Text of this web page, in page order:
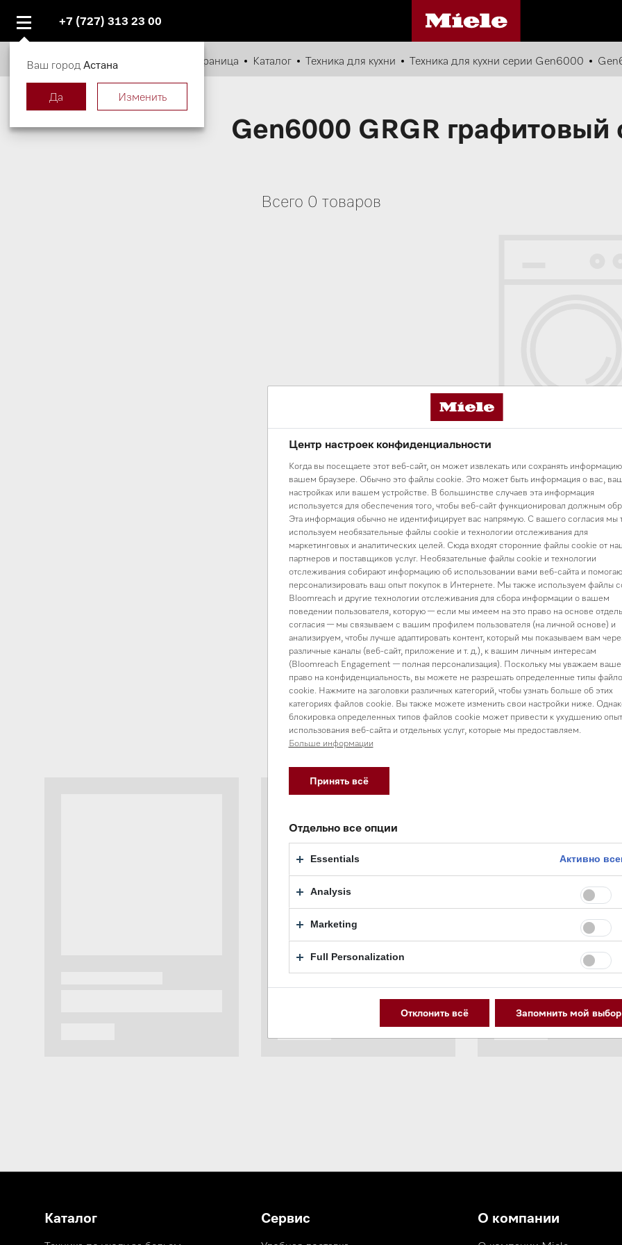
+7 (727) 313 23 00
Главная страница Каталог Техника для кухни Техника для кухни серии Gen6000
Gen6000 GRGR графитовый
Всего 0 товаров
Вы можете начать свой выбор сглавной
Центр настроек конфиденциальности
Когда вы посещаете этот веб-сайт, он может извлекать или сохранять
вашем браузере. Обычно это файлы cookie. Это может быть информация о вас,
настройках или вашем устройстве. В большинстве случаев эта информация
используется для обеспечения того, чтобы веб-сайт функционировал должным
Эта информация обычно не идентифицирует вас напрямую. С вашего согласия мы
используем необязательные файлы cookie и технологии отслеживания для
маркетинговых и аналитических целей. Сюда входят сторонние файлы cookie от
партнеров и поставщиков услуг. Необязательные файлы cookie и технологии
отслеживания собирают информацию об использовании вами веб-сайта и
персонализировать ваш опыт покупок в Интернете. Мы также используем файлы
Bloomreach и другие технологии отслеживания для сбора информации о вашем
поведении пользователя, которую — если мы имеем на это право на основе
согласия — мы связываем с вашим профилем пользователя (на личной основе) и
анализируем, чтобы лучше адаптировать контент, который мы показываем вам
различные каналы (веб-сайт, приложение и т. д.), к вашим личным интересам
(Bloomreach Engagement — полная персонализация). Поскольку мы уважаем ваше
право на конфиденциальность, вы можете не разрешать определенные типы
cookie. Нажмите на заголовки различных категорий, чтобы узнать больше об этих
категориях файлов cookie. Вы также можете изменить свои настройки ниже.
блокировка определенных типов файлов cookie может привести к ухудшению
использования веб-сайта и отдельных услуг, которые мы предоставляем.
Больше информации
Принять всё
Отдельно все опции
Essentials Активно
Analysis
Marketing
Full Personalization
Отклонить всё Запомнить мой выбор
Каталог Сервис О компании
Ваш город Астана
Да Изменить